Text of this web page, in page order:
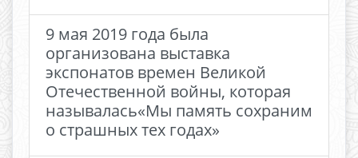
9 мая 2019 года была
организована выставка
экспонатов времен Великой
Отечественной войны, которая
называлась«Мы память сохраним
о страшных тех годах»